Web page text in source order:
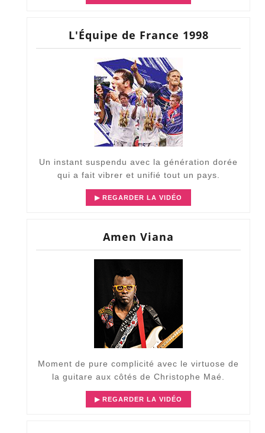
L'Équipe de France 1998
Un instant suspendu avec la génération dorée
qui a fait vibrer et unifié tout un pays.
▶ REGARDER LA VIDÉO
Amen Viana
Moment de pure complicité avec le virtuose de
la guitare aux côtés de Christophe Maé.
▶ REGARDER LA VIDÉO